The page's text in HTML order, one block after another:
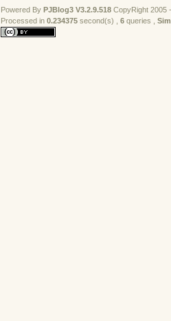
Powered By PJBlog3 V3.2.9.518 CopyRight 2005
Processed in 0.234375 second(s) , 6 queries ,